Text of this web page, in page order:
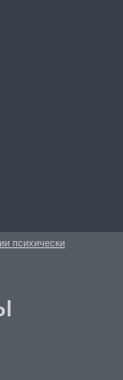
психически